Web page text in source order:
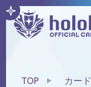
TOP カー